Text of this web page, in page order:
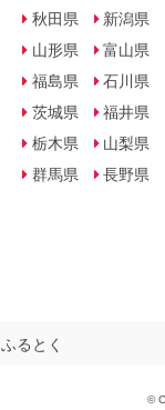
秋田県
山形県
福島県
茨城県
栃木県
群馬県
新潟県
富山県
石川県
福井県
山梨県
長野県
ふるとく
©